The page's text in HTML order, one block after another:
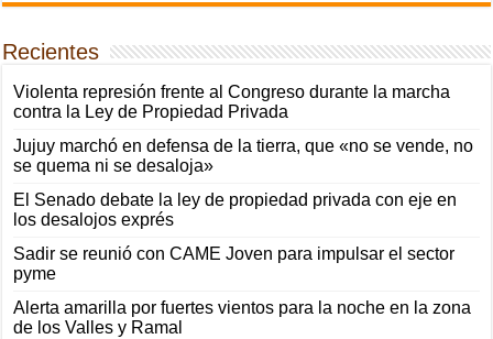
Recientes
Violenta represión frente al Congreso durante la marcha
contra la Ley de Propiedad Privada
Jujuy marchó en defensa de la tierra, que «no se vende, no
se quema ni se desaloja»
El Senado debate la ley de propiedad privada con eje en
los desalojos exprés
Sadir se reunió con CAME Joven para impulsar el sector
pyme
Alerta amarilla por fuertes vientos para la noche en la zona
de los Valles y Ramal